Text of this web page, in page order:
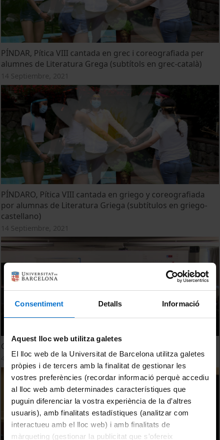
Consentiment Detalls Informació
Aquest lloc web utilitza galetes
El lloc web de la Universitat de Barcelona utilitza galetes
pròpies i de tercers amb la finalitat de gestionar les
vostres preferències (recordar informació perquè accediu
al lloc web amb determinades característiques que
puguin diferenciar la vostra experiència de la d’altres
usuaris), amb finalitats estadístiques (analitzar com
interactueu amb el lloc web) i amb finalitats de
màrqueting (gestionar la publicitat que s’ofereix
PÍNDAR, Pítica VIII cantada en grec i coreografiada per
alumnes de Literatura Grega (subtítols en grec-català)
14 Septiembre, 2021
PÍNDARO, Pítica VIII cantada en griego y coreografiada
por alumnas de Literatura Griega (subtítulos en griego-
castellano)
14 Septiembre, 2021
Cent anys desprès (Teatre)
4 Diciembre, 2019